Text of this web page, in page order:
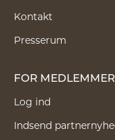
Kontakt
Presserum
FOR MEDLEMMER
Log ind
Indsend